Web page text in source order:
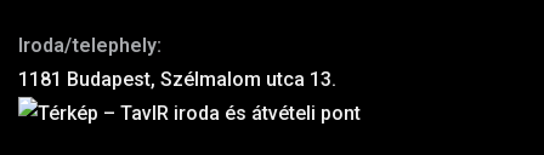
Iroda/telephely:
1181 Budapest, Szélmalom utca 13.